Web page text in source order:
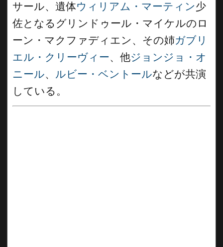
サール、遺体ウィリアム・マーティン少
佐となるグリンドゥール・マイケルのロ
ーン・マクファディエン、その姉ガブリ
エル・クリーヴィー、他ジョンジョ・オ
ニール、 ルビー・ベントールなどが共演
している。